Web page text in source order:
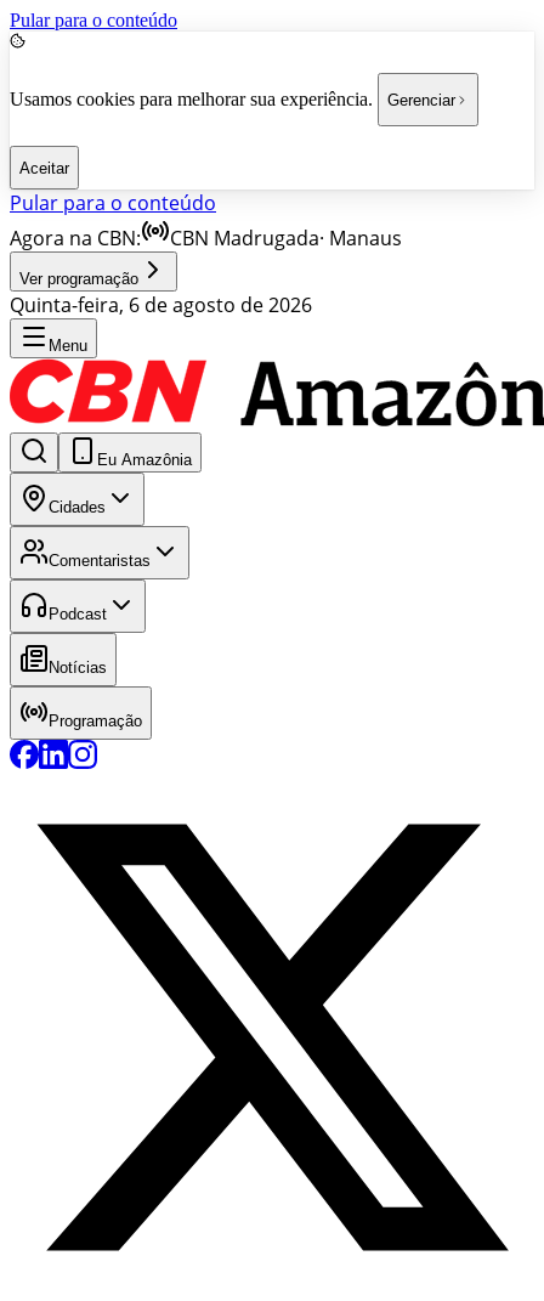
Pular para o conteúdo
Usamos cookies para melhorar sua experiência. Gerenciar
Aceitar
Pular para o conteúdo
Agora na CBN:
CBN Madrugada· Manaus
Ver programação
Quinta-feira, 6 de agosto de 2026
Menu
Eu Amazônia
Cidades
Comentaristas
Podcast
Notícias
Programação